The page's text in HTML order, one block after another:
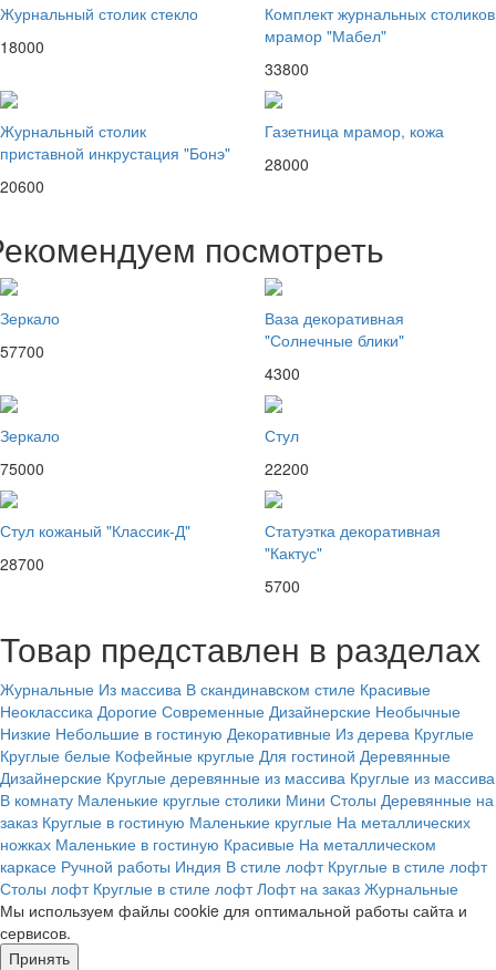
Журнальный столик стекло
18000
Комплект журнальных столиков
мрамор "Мабел"
33800
Журнальный столик
приставной инкрустация "Бонэ"
20600
Газетница мрамор, кожа
28000
посмотреть
Зеркало
57700
Ваза декоративная
"Солнечные блики"
4300
Зеркало
75000
Стул
22200
Стул кожаный "Классик-Д"
28700
Статуэтка декоративная
"Кактус"
5700
Товар представлен в разделах
Журнальные Из массива В скандинавском стиле Красивые
Неоклассика Дорогие Современные Дизайнерские Необычные
Низкие Небольшие в гостиную Декоративные Из дерева Круглые
Круглые белые Кофейные круглые Для гостиной Деревянные
Дизайнерские Круглые деревянные из массива Круглые из массива
В комнату Маленькие круглые столики Мини Столы Деревянные на
заказ Круглые в гостиную Маленькие круглые На металлических
ножках Маленькие в гостиную Красивые На металлическом
каркасе Ручной работы Индия В стиле лофт Круглые в стиле лофт
Столы лофт Круглые в стиле лофт Лофт на заказ Журнальные
Мы используем файлы cookie для оптимальной работы сайта и
сервисов.
Принять